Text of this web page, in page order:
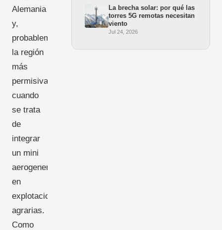
Alemania
y,
probablemente,
la región
más
permisiva
cuando
se trata
de
integrar
un mini
aerogenerador
en
explotaciones
agrarias.
Como
La brecha solar: por qué las
torres 5G remotas necesitan
viento
Jul 24, 2026